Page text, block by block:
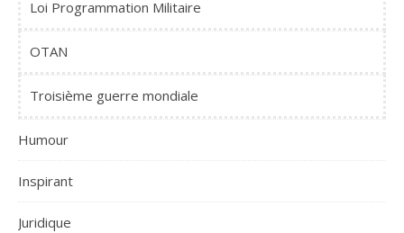
Loi Programmation Militaire
OTAN
Troisième guerre mondiale
Humour
Inspirant
Juridique